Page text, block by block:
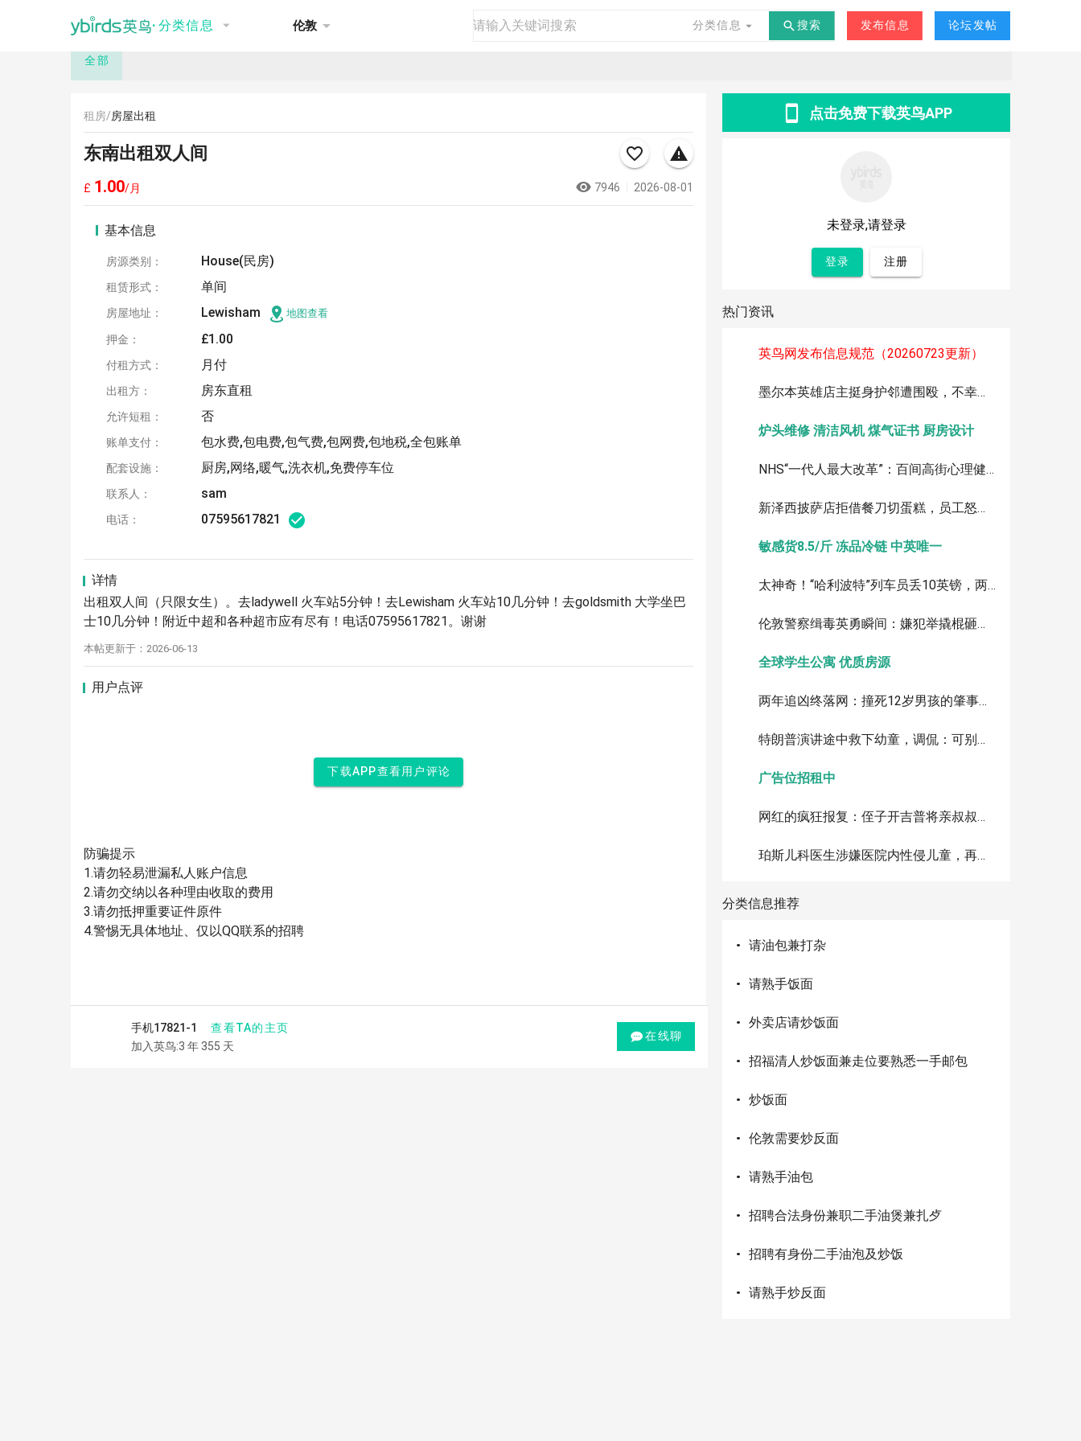
· 分类信息 伦敦 分类信息 搜索 发布信息 论坛发帖
推荐 讨论 租房 二手 商品 商务 交友 其他 -°C
全部
租房/房屋出租
东南出租双人间
£ 1.00/月 7946 2026-08-01
基本信息
房源类别： House(民房)
租赁形式： 单间
房屋地址： Lewisham 地图查看
押金： £1.00
付租方式： 月付
出租方： 房东直租
允许短租： 否
账单支付： 包水费,包电费,包气费,包网费,包地税,全包账单
配套设施： 厨房,网络,暖气,洗衣机,免费停车位
联系人： sam
电话： 07595617821
详情
出租双人间（只限女生）。去ladywell 火车站5分钟！去Lewisham 火车站10几分钟！去goldsmith 大学坐巴
士10几分钟！附近中超和各种超市应有尽有！电话07595617821。谢谢
本帖更新于：2026-06-13
用户点评
下载APP查看用户评论
防骗提示
1.请勿轻易泄漏私人账户信息
2.请勿交纳以各种理由收取的费用
3.请勿抵押重要证件原件
4.警惕无具体地址、仅以QQ联系的招聘
手机17821-1
查看TA的主页
加入英鸟:3 年 355 天
在线聊
点击免费下载英鸟APP
未登录,请登录
登录 注册
热门资讯
英鸟网发布信息规范（20260723更新）
墨尔本英雄店主挺身护邻遭围殴，不幸离世：涉案者最小仅12岁
炉头维修 清洁风机 煤气证书 厨房设计
NHS“一代人最大改革”：百间高街心理健康中心，银行图书馆变身诊所
新泽西披萨店拒借餐刀切蛋糕，员工怒斥顾客视频引爆全网
敏感货8.5/斤 冻品冷链 中英唯一
太神奇！“哈利波特”列车员丢10英镑，两周后竟被海鸥叼回
伦敦警察缉毒英勇瞬间：嫌犯举撬棍砸头，警员果断制伏
全球学生公寓 优质房源
两年追凶终落网：撞死12岁男孩的肇事逃逸者，被引渡回英受审
特朗普演讲途中救下幼童，调侃：可别像拜登那样摔下台
广告位招租中
网红的疯狂报复：侄子开吉普将亲叔叔撞进棕榈树致死，判刑10年
珀斯儿科医生涉嫌医院内性侵儿童，再被追加指控累计达72项
分类信息推荐
· 请油包兼打杂
· 请熟手饭面
· 外卖店请炒饭面
· 招福清人炒饭面兼走位要熟悉一手邮包
· 炒饭面
· 伦敦需要炒反面
· 请熟手油包
· 招聘合法身份兼职二手油煲兼扎歺
· 招聘有身份二手油泡及炒饭
· 请熟手炒反面